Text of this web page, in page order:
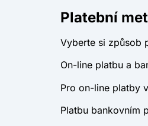
Platební
Vyberte si způsob
On-line platbu a
Pro on-line platby
Platbu bankovním